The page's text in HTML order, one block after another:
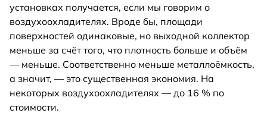
установках получается, если мы говорим о
воздухоохладителях. Вроде бы, площади
поверхностей одинаковые, но выходной коллектор
меньше за счёт того, что плотность больше и объём
— меньше. Соответственно меньше металлоёмкость,
а значит, — это существенная экономия. На
некоторых воздухоохладителях — до 16 % по
стоимости.